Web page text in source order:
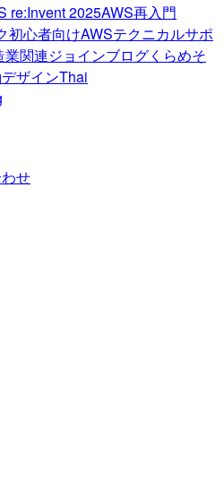
re:Invent 2025AWS再入門
初心者向けAWSテクニカルサポ
業関連ジョインブログくらめそ
デザインThai
せ